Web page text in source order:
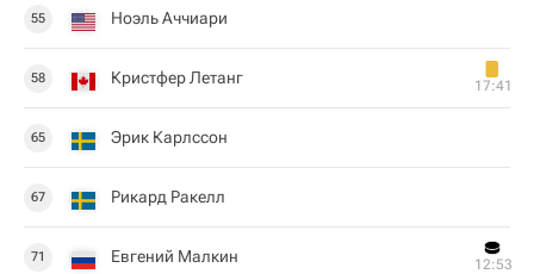
55 Ноэль Аччиари
58 Кристфер Летанг 17:41
65 Эрик Карлссон
67 Рикард Ракелл
71 Евгений Малкин 12:53